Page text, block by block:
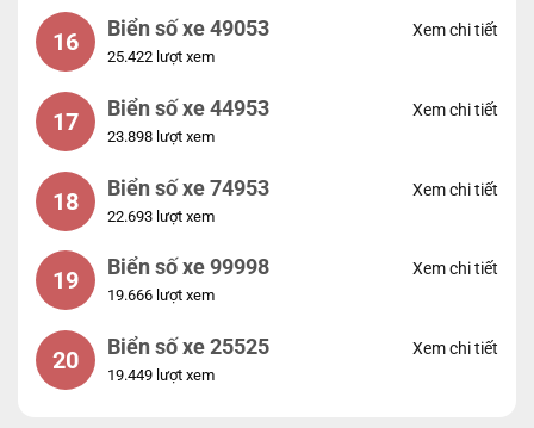
16 Biển số xe 49053
25.422 lượt xem
Xem chi tiết
17 Biển số xe 44953
23.898 lượt xem
Xem chi tiết
18 Biển số xe 74953
22.693 lượt xem
Xem chi tiết
19 Biển số xe 99998
19.666 lượt xem
Xem chi tiết
20 Biển số xe 25525
19.449 lượt xem
Xem chi tiết